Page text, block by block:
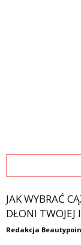
JAK WYBRAĆ
DŁONI TWOJEJ
Redakcja